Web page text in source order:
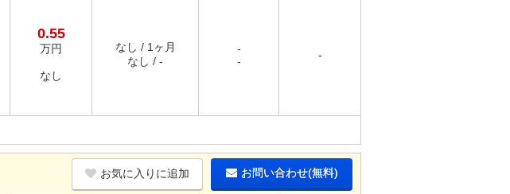
0.55
万円
なし
なし / 1ヶ月
なし / -
-
-
-
お気に入りに追加 お問い合わせ(無料)